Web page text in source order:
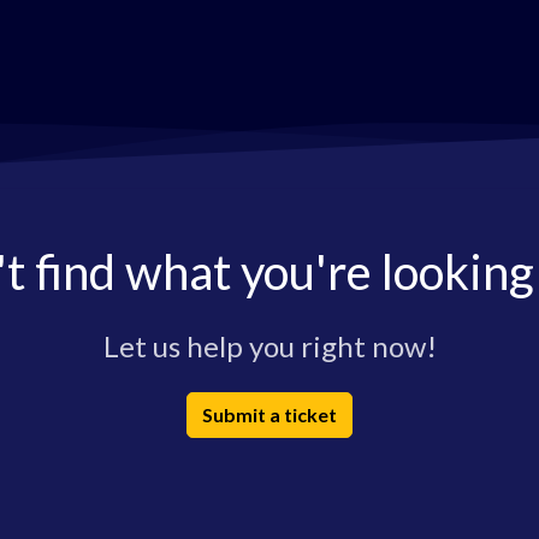
find what you're
Let us help you right now!
Submit a ticket